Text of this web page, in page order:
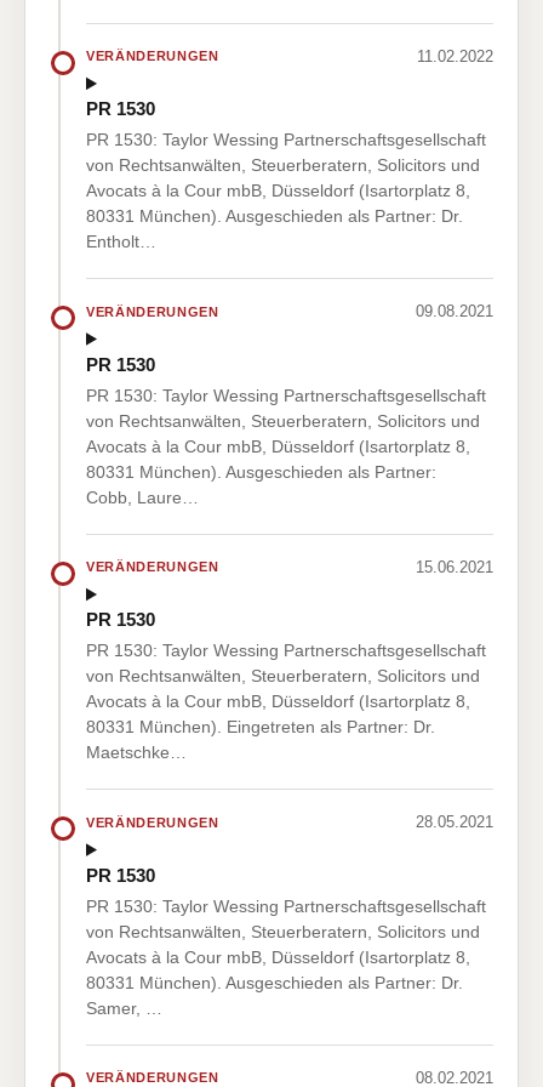
VERÄNDERUNGEN 11.02.2022
PR 1530
PR 1530: Taylor Wessing Partnerschaftsgesellschaft
von Rechtsanwälten, Steuerberatern, Solicitors und
Avocats à la Cour mbB, Düsseldorf (Isartorplatz 8,
80331 München). Ausgeschieden als Partner: Dr.
Entholt…
VERÄNDERUNGEN 09.08.2021
PR 1530
PR 1530: Taylor Wessing Partnerschaftsgesellschaft
von Rechtsanwälten, Steuerberatern, Solicitors und
Avocats à la Cour mbB, Düsseldorf (Isartorplatz 8,
80331 München). Ausgeschieden als Partner:
Cobb, Laure…
VERÄNDERUNGEN 15.06.2021
PR 1530
PR 1530: Taylor Wessing Partnerschaftsgesellschaft
von Rechtsanwälten, Steuerberatern, Solicitors und
Avocats à la Cour mbB, Düsseldorf (Isartorplatz 8,
80331 München). Eingetreten als Partner: Dr.
Maetschke…
VERÄNDERUNGEN 28.05.2021
PR 1530
PR 1530: Taylor Wessing Partnerschaftsgesellschaft
von Rechtsanwälten, Steuerberatern, Solicitors und
Avocats à la Cour mbB, Düsseldorf (Isartorplatz 8,
80331 München). Ausgeschieden als Partner: Dr.
Samer, …
VERÄNDERUNGEN 08.02.2021